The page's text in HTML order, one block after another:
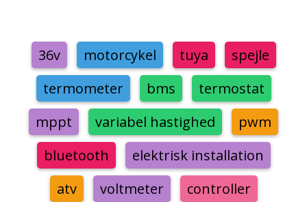
36v motorcykel tuya
spejle
termometer
bms
termostat
mppt
variabel hastighed
pwm
bluetooth
elektrisk installation
atv
voltmeter
controller